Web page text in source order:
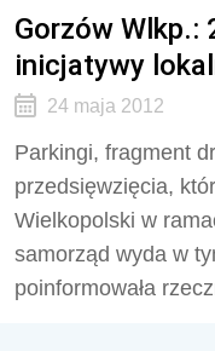
Gorzów Wlkp.:
inicjatywy
24 maja 2012
Parkingi, fragment
przedsięwzięcia,
Wielkopolski w
samorząd wyda w
poinformowała